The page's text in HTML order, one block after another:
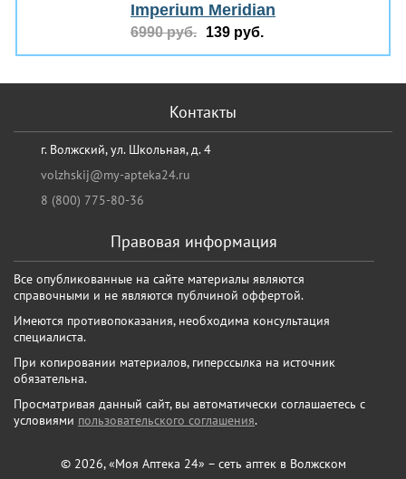
Imperium Meridian
6990 руб. 139 руб.
Правовая информация
Все опубликованные на сайте материалы являются
справочными и не являются публчиной оффертой.
Имеются противопоказания, необходима консультация
специалиста.
При копировании материалов, гиперссылка на источник
обязательна.
Просматривая данный сайт, вы автоматически соглашаетесь с
условиями пользовательского соглашения.
Контакты
г. Волжский, ул. Школьная, д. 4
volzhskij@my-apteka24.ru
8 (800) 775-80-36
© 2026, «Моя Аптека 24» – сеть аптек в Волжском